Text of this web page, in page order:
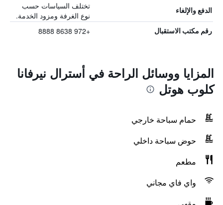
الدفع والإلغاء
تختلف السياسات حسب
نوع الغرفة ومزود الخدمة.
رقم مكتب الاستقبال +972 8638 8888
المزايا ووسائل الراحة في أسترال نيرفانا
كلوب هوتل
حمام سباحة خارجي
حوض سباحة داخلي
مطعم
واي فاي مجاني